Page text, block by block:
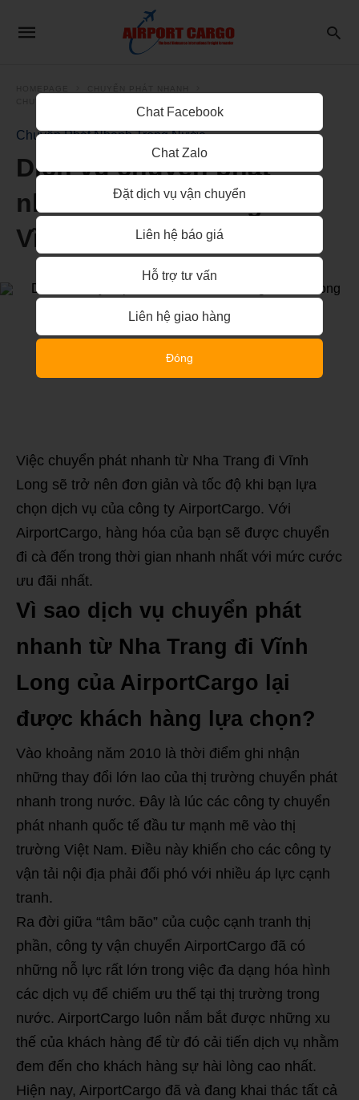
Chuyển Phát Nhanh Trong Nước
Dịch vụ chuyển phát
nhanh từ Nha Trang đi
Vĩnh Long
Việc chuyển phát nhanh từ Nha Trang đi Vĩnh
Long sẽ trở nên đơn giản và tốc độ khi bạn lựa
chọn dịch vụ của công ty AirportCargo. Với
AirportCargo, hàng hóa của bạn sẽ được chuyển
đi cà đến trong thời gian nhanh nhất với mức cước
ưu đãi nhất.
Vì sao dịch vụ chuyển phát
nhanh từ Nha Trang đi Vĩnh
Long của AirportCargo lại
được khách hàng lựa chọn?
Vào khoảng năm 2010 là thời điểm ghi nhận
những thay đổi lớn lao của thị trường chuyển phát
nhanh trong nước. Đây là lúc các công ty chuyển
phát nhanh quốc tế đầu tư mạnh mẽ vào thị
trường Việt Nam. Điều này khiến cho các công ty
vận tải nội địa phải đối phó với nhiều áp lực cạnh
tranh.
Ra đời giữa “tâm bão” của cuộc cạnh tranh thị
phần, công ty vận chuyển AirportCargo đã có
những nỗ lực rất lớn trong việc đa dạng hóa hình
các dịch vụ để chiếm ưu thế tại thị trường trong
nước. AirportCargo luôn nắm bắt được những xu
thế của khách hàng để từ đó cải tiến dịch vụ nhằm
đem đến cho khách hàng sự hài lòng cao nhất.
Hiện nay, AirportCargo đã và đang khai thác tất cả
Chat Facebook
Chat Zalo
Đặt dịch vụ vận chuyển
Liên hệ báo giá
Hỗ trợ tư vấn
Liên hệ giao hàng
Đóng